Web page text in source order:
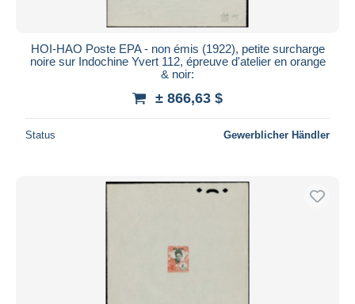
iDeal
Maestro
Wohnsitz des Verkäufers
HOI-HAO Poste EPA - non émis (1922), petite surcharge
noire sur Indochine Yvert 112, épreuve d'atelier en orange
& noir:
± 866,63 $
Status Gewerblicher Händler